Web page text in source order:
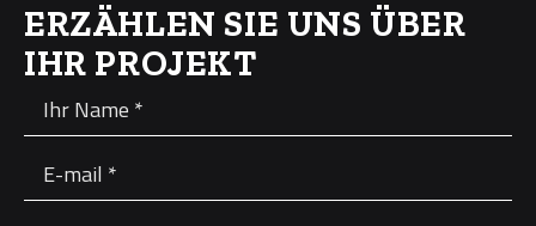
ERZÄHLEN SIE UNS ÜBER
IHR PROJEKT